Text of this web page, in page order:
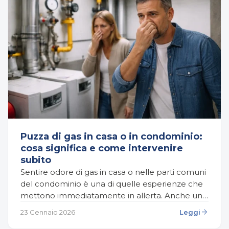
Puzza di gas in casa o in condominio:
cosa significa e come intervenire
subito
Sentire odore di gas in casa o nelle parti comuni
del condominio è una di quelle esperienze che
mettono immediatamente in allerta. Anche una
23 Gennaio 2026 Leggi arrow_forward